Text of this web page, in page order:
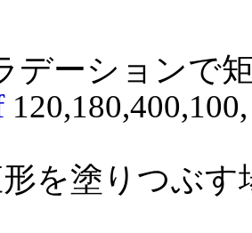
を塗りつぶす